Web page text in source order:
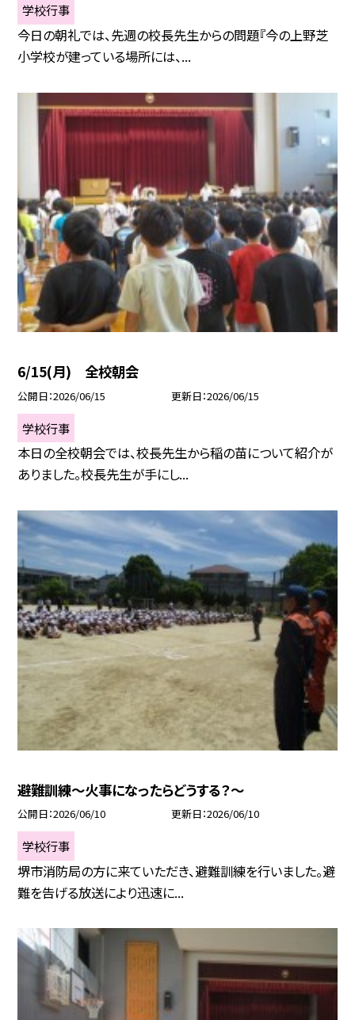
学校行事
今日の朝礼では、先週の校長先生からの問題『今の上野芝
小学校が建っている場所には、...
6/15(月) 全校朝会
公開日 2026/06/15 更新日 2026/06/15
学校行事
本日の全校朝会では、校長先生から稲の苗について紹介が
ありました。校長先生が手にし...
避難訓練～火事になったらどうする？～
公開日 2026/06/10 更新日 2026/06/10
学校行事
堺市消防局の方に来ていただき、避難訓練を行いました。避
難を告げる放送により迅速に...